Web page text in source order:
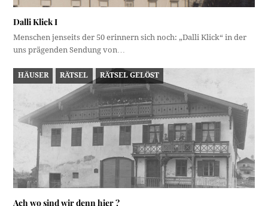
Dalli Klick I
Menschen jenseits der 50 erinnern sich noch: „Dalli Klick“ in der
uns prägenden Sendung von…
HÄUSER RÄTSEL RÄTSEL GELÖST
Ach wo sind wir denn hier ?